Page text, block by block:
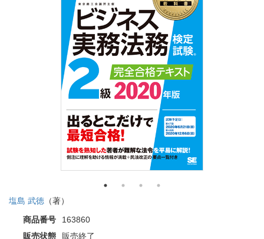
塩島 武徳 （著）
商品番号
163860
販売状態
販売終了